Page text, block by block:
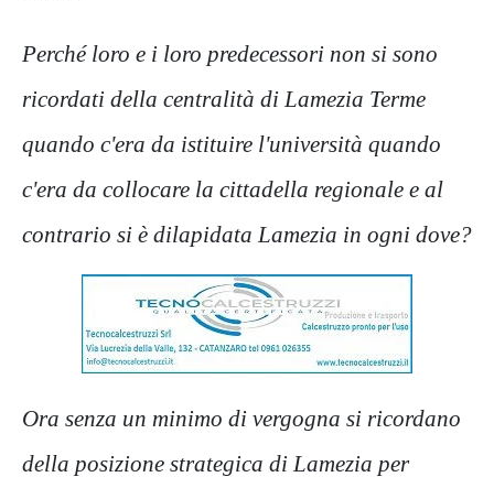
Perché loro e i loro predecessori non si sono
ricordati della centralità di Lamezia Terme
quando c'era da istituire l'università quando
c'era da collocare la cittadella regionale e al
contrario si è dilapidata Lamezia in ogni dove?
Ora senza un minimo di vergogna si ricordano
della posizione strategica di Lamezia per